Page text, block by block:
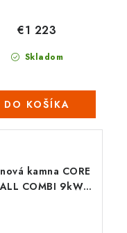
Skladom
€1 223
DO KOŠÍKA
kamna CORE
COMBI 9kW